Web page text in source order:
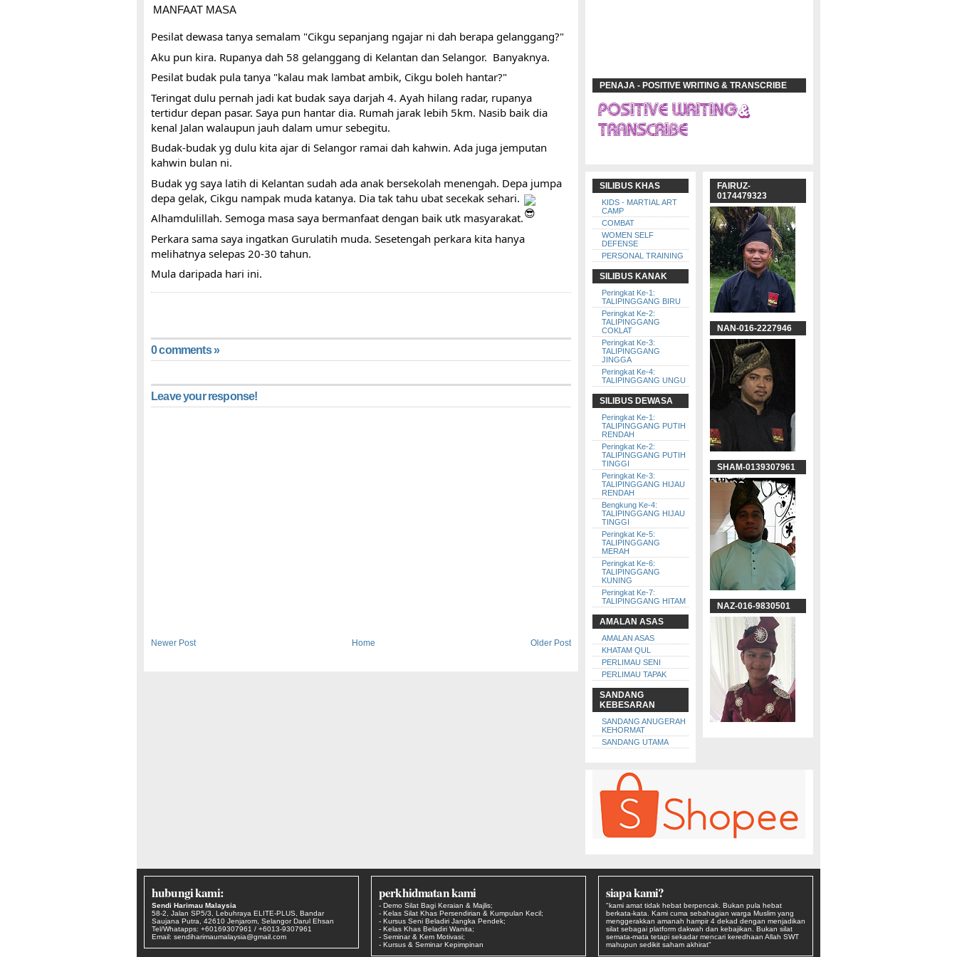
MANFAAT MASA
Pesilat dewasa tanya semalam "Cikgu sepanjang ngajar ni dah berapa gelanggang?"
Aku pun kira. Rupanya dah 58 gelanggang di Kelantan dan Selangor.  Banyaknya.
Pesilat budak pula tanya "kalau mak lambat ambik, Cikgu boleh hantar?"
Teringat dulu pernah jadi kat budak saya darjah 4. Ayah hilang radar, rupanya
tertidur depan pasar. Saya pun hantar dia. Rumah jarak lebih 5km. Nasib baik dia
kenal Jalan walaupun jauh dalam umur sebegitu.
Budak-budak yg dulu kita ajar di Selangor ramai dah kahwin. Ada juga jemputan
kahwin bulan ni.
Budak yg saya latih di Kelantan sudah ada anak bersekolah menengah. Depa jumpa
depa gelak, Cikgu nampak muda katanya. Dia tak tahu ubat secekak sehari.
Alhamdulillah. Semoga masa saya bermanfaat dengan baik utk masyarakat.
Perkara sama saya ingatkan Gurulatih muda. Sesetengah perkara kita hanya
melihatnya selepas 20-30 tahun.
Mula daripada hari ini.
0 comments »
Leave your response!
Newer Post Older Post
Home
PENAJA - POSITIVE WRITING & TRANSCRIBE
SILIBUS KHAS
KIDS - MARTIAL ART
CAMP
COMBAT
WOMEN SELF
DEFENSE
PERSONAL TRAINING
SILIBUS KANAK
Peringkat Ke-1:
TALIPINGGANG BIRU
Peringkat Ke-2:
TALIPINGGANG
COKLAT
Peringkat Ke-3:
TALIPINGGANG
JINGGA
Peringkat Ke-4:
TALIPINGGANG UNGU
SILIBUS DEWASA
Peringkat Ke-1:
TALIPINGGANG PUTIH
RENDAH
Peringkat Ke-2:
TALIPINGGANG PUTIH
TINGGI
Peringkat Ke-3:
TALIPINGGANG HIJAU
RENDAH
Bengkung Ke-4:
TALIPINGGANG HIJAU
TINGGI
Peringkat Ke-5:
TALIPINGGANG
MERAH
Peringkat Ke-6:
TALIPINGGANG
KUNING
Peringkat Ke-7:
TALIPINGGANG HITAM
AMALAN ASAS
AMALAN ASAS
KHATAM QUL
PERLIMAU SENI
PERLIMAU TAPAK
SANDANG
KEBESARAN
SANDANG ANUGERAH
KEHORMAT
SANDANG UTAMA
FAIRUZ-
0174479323
NAN-016-2227946
SHAM-0139307961
NAZ-016-9830501
hubungi kami:
Sendi Harimau Malaysia
58-2, Jalan SP5/3, Lebuhraya ELITE-PLUS, Bandar
Saujana Putra, 42610 Jenjarom, Selangor Darul Ehsan
Tel/Whatapps: +60169307961 / +6013-9307961
Email: sendiharimaumalaysia@gmail.com
perkhidmatan kami
- Demo Silat Bagi Keraian & Majlis;
- Kelas Silat Khas Persendirian & Kumpulan Kecil;
- Kursus Seni Beladiri Jangka Pendek;
- Kelas Khas Beladiri Wanita;
- Seminar & Kem Motivasi;
- Kursus & Seminar Kepimpinan
siapa kami?
"kami amat tidak hebat berpencak. Bukan pula hebat
berkata-kata. Kami cuma sebahagian warga Muslim yang
menggerakkan amanah hampir 4 dekad dengan menjadikan
silat sebagai platform dakwah dan kebajikan. Bukan silat
semata-mata tetapi sekadar mencari keredhaan Allah SWT
mahupun sedikit saham akhirat"